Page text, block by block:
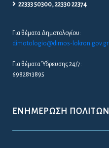
22333 50300, 22330 22374
Για θέματα Δημοτολογίου:
dimotologio@dimos-lokron.gov.gr
Για θέματα Ύδρευσης 24/7:
6982813895
ΕΝΗΜΈΡΩΣΗ ΠΟΛΙΤΏΝ